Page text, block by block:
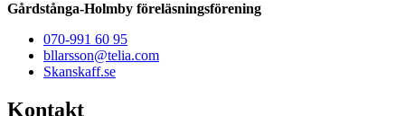
Gårdstånga-Holmby föreläsningsförening
070-991 60 95
bllarsson@telia.com
Skanskaff.se
Kontakt